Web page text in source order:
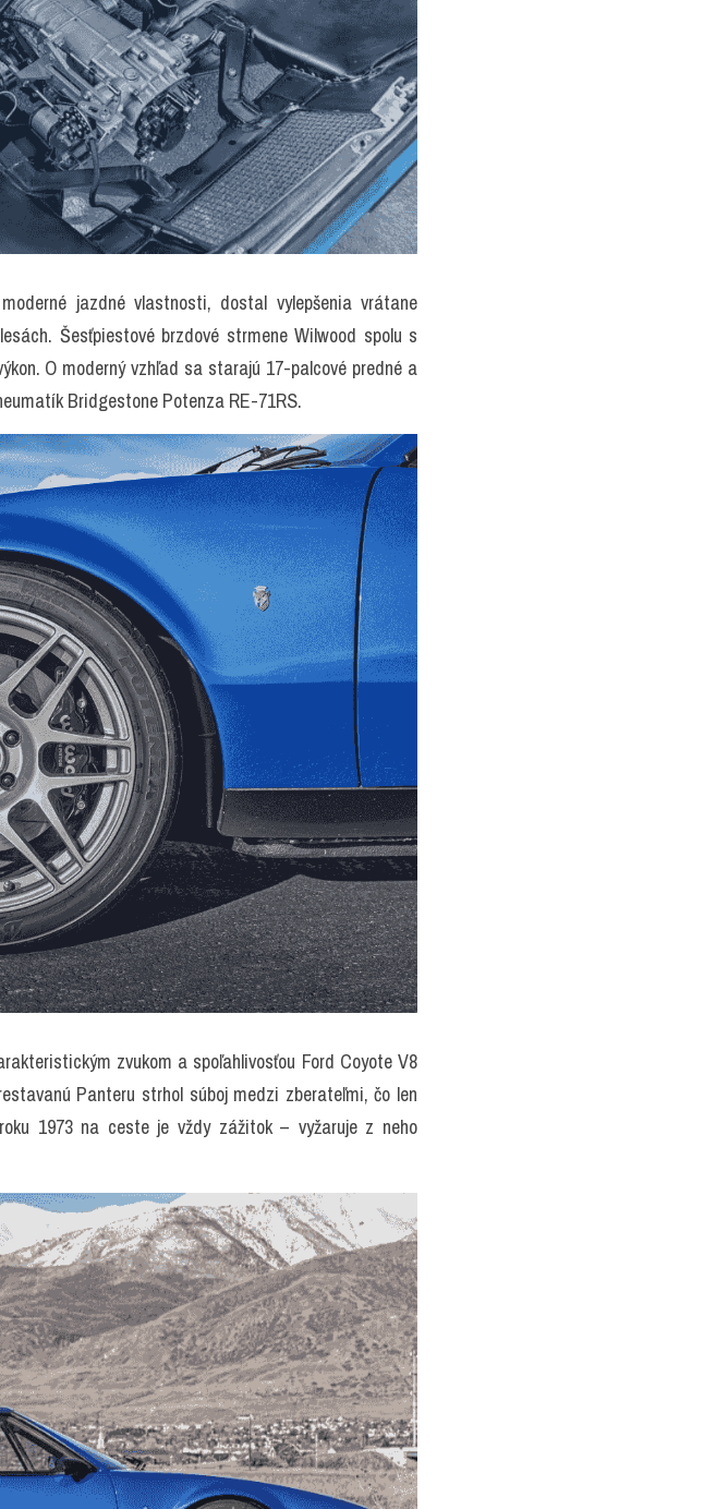
jazdné vlastnosti, dostal vylepšenia vrátane
Šesťpiestové brzdové strmene Wilwood spolu s
O moderný vzhľad sa starajú 17-palcové predné a
Bridgestone Potenza RE-71RS.
zvukom a spoľahlivosťou Ford Coyote V8
Panteru strhol súboj medzi zberateľmi, čo len
1973 na ceste je vždy zážitok – vyžaruje z neho